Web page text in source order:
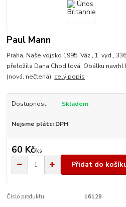
Paul Mann
Praha, Naše vojsko 1995. Váz., 1. vyd.,
přeložila Dana Chodilová. Obálku navrhl
(nová, nečtená). celý popis
Dostupnost Skladem
Nejsme plátci DPH
60 Kč/ks
Přidat do
Číslo produktu: 16128